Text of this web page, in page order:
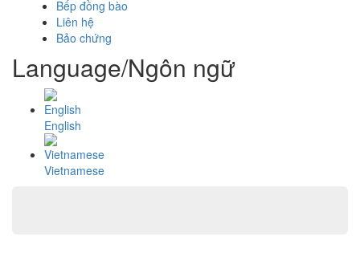
Bếp đồng bào
Liên hệ
Bảo chứng
Language/Ngôn ngữ
English
Vietnamese